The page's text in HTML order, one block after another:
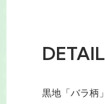
DETAIL
黒地「バラ柄」